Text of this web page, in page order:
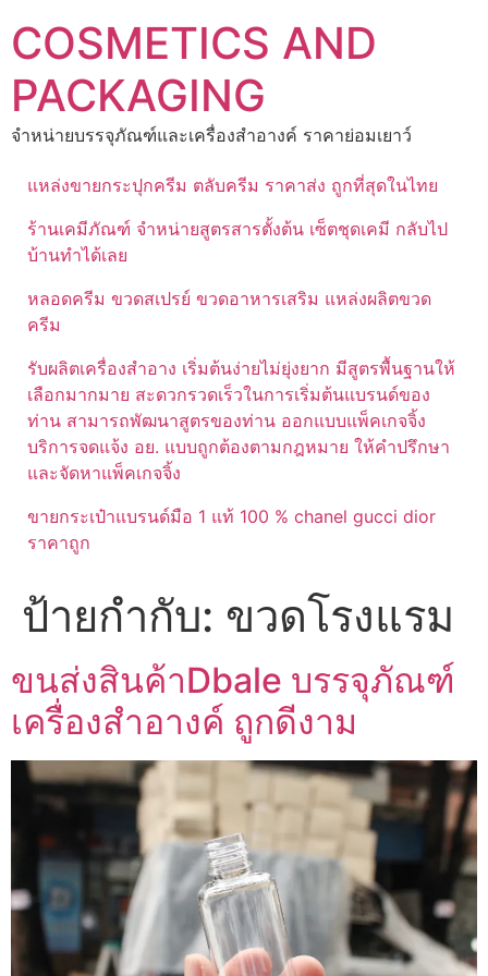
to
content
COSMETICS AND
PACKAGING
จำหน่ายบรรจุภัณฑ์และเครื่องสำอางค์ ราคาย่อมเยาว์
แหล่งขายกระปุกครีม ตลับครีม ราคาส่ง ถูกที่สุดในไทย
ร้านเคมีภัณฑ์ จำหน่ายสูตรสารตั้งต้น เซ็ตชุดเคมี กลับไป
บ้านทำได้เลย
หลอดครีม ขวดสเปรย์ ขวดอาหารเสริม แหล่งผลิตขวด
ครีม
รับผลิตเครื่องสำอาง เริ่มต้นง่ายไม่ยุ่งยาก มีสูตรพื้นฐานให้
เลือกมากมาย สะดวกรวดเร็วในการเริ่มต้นแบรนด์ของ
ท่าน สามารถพัฒนาสูตรของท่าน ออกแบบแพ็คเกจจิ้ง
บริการจดแจ้ง อย. แบบถูกต้องตามกฎหมาย ให้คำปรึกษา
และจัดหาแพ็คเกจจิ้ง
ขายกระเป๋าแบรนด์มือ 1 แท้ 100 % chanel gucci dior
ราคาถูก
ป้ายกำกับ: ขวดโรงแรม
ขนส่งสินค้าDbale บรรจุภัณฑ์
เครื่องสำอางค์ ถูกดีงาม